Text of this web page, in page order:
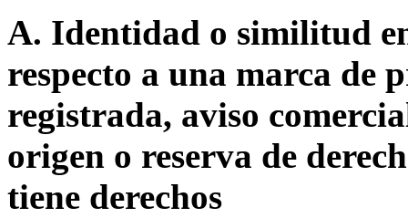
A. Identidad o similitud
respecto a una marca de
registrada, aviso
origen o reserva de
tiene derechos